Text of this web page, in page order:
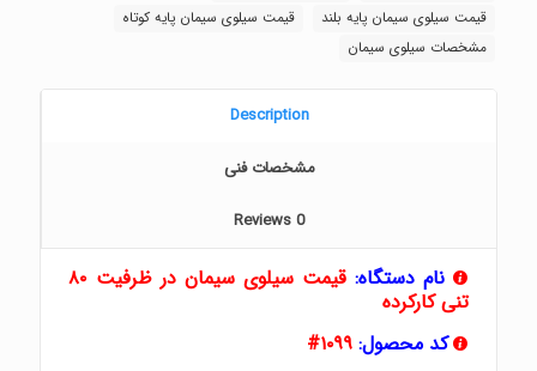
قیمت سیلوی سیمان پایه بلند
قیمت سیلوی سیمان پایه کوتاه
مشخصات سیلوی سیمان
Description
مشخصات فنی
Reviews0
نام دستگاه:
قیمت سیلوی سیمان در ظرفیت ۸۰
تنی کارکرده
کد محصول: ۱۰۹۹#